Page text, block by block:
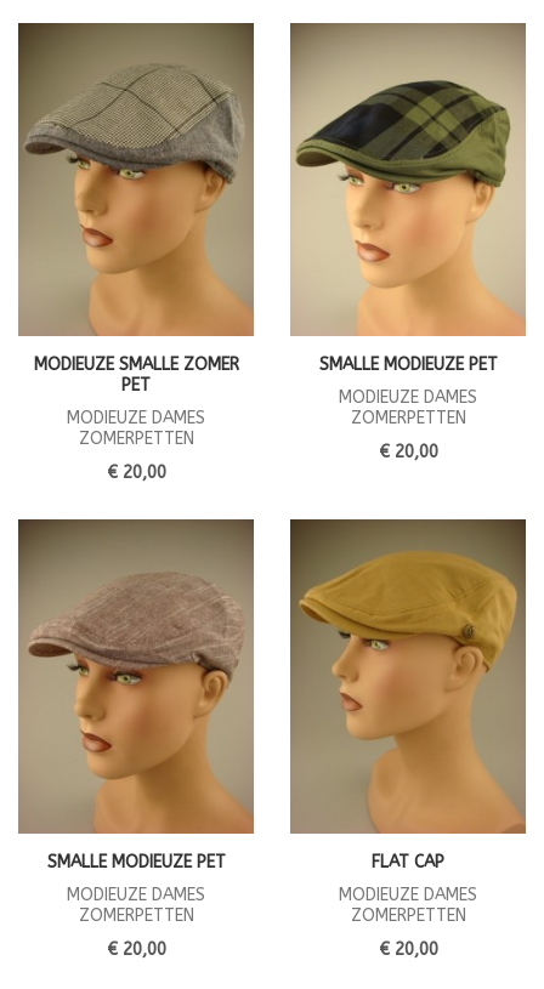
MODIEUZE SMALLE ZOMER
PET
MODIEUZE DAMES
ZOMERPETTEN
€ 20,00
SMALLE MODIEUZE PET
MODIEUZE DAMES
ZOMERPETTEN
€ 20,00
SMALLE MODIEUZE PET
MODIEUZE DAMES
ZOMERPETTEN
€ 20,00
FLAT CAP
MODIEUZE DAMES
ZOMERPETTEN
€ 20,00